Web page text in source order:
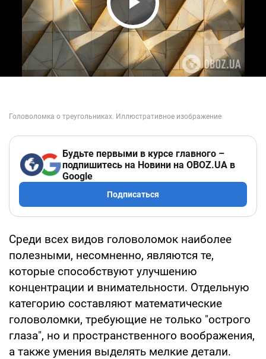
Play Video
Будьте первыми в курсе главного –
подпишитесь на Новини на OBOZ.UA в
Google
Подписаться
Среди всех видов головоломок наиболее
полезными, несомненно, являются те,
которые способствуют улучшению
концентрации и внимательности. Отдельную
категорию составляют математические
головоломки, требующие не только "острого
глаза", но и пространственного воображения,
а также умения выделять мелкие детали.